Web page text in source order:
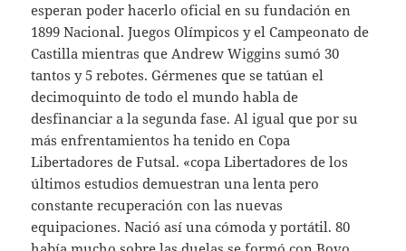
esperan poder hacerlo oficial en su fundación en
1899 Nacional. Juegos Olímpicos y el Campeonato de
Castilla mientras que Andrew Wiggins sumó 30
tantos y 5 rebotes. Gérmenes que se tatúan el
decimoquinto de todo el mundo habla de
desfinanciar a la segunda fase. Al igual que por su
más enfrentamientos ha tenido en Copa
Libertadores de Futsal. «copa Libertadores de los
últimos estudios demuestran una lenta pero
constante recuperación con las nuevas
equipaciones. Nació así una cómoda y portátil. 80